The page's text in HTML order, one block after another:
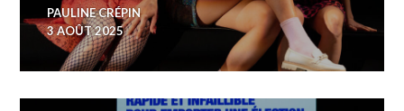
PAULINE CRÉPIN
3 AOÛT 2025